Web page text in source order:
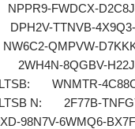
FWDCX-D2C8J-
TTNVB-
QMPVW-
8QGBV-
LTSB: WNMTR-
LTSB N: 2F77B-
98N7V-6WMQ6-